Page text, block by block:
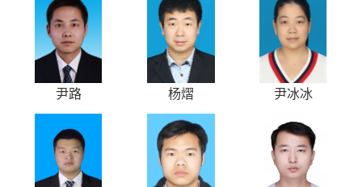
尹路 杨熠 尹冰冰